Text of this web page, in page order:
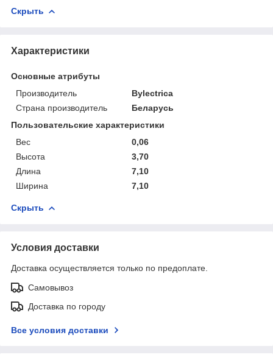
Скрыть
Характеристики
Основные атрибуты
Производитель
Bylectrica
Страна производитель
Беларусь
Пользовательские характеристики
Вес
0,06
Высота
3,70
Длина
7,10
Ширина
7,10
Скрыть
Условия доставки
Доставка осуществляется только по предоплате.
Самовывоз
Доставка по городу
Все условия доставки